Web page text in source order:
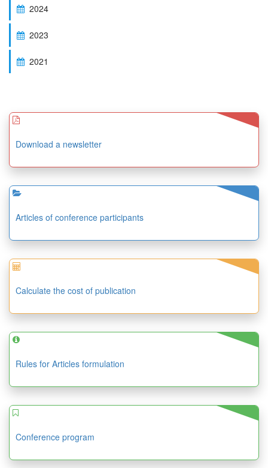
2024
2023
2021
Download a newsletter
Articles of conference participants
Calculate the cost of publication
Rules for Articles formulation
Conference program